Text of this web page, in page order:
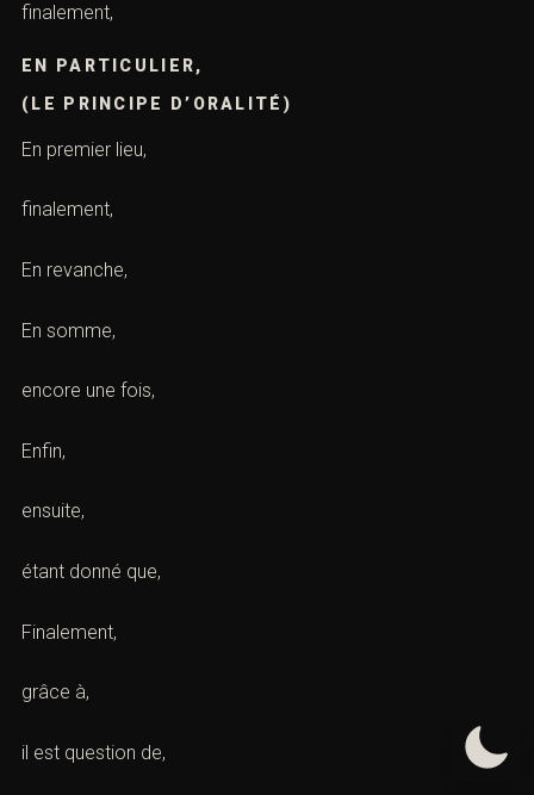
finalement,
EN PARTICULIER,
(LE PRINCIPE D’ORALITÉ)
En premier lieu,
finalement,
En revanche,
En somme,
encore une fois,
Enfin,
ensuite,
étant donné que,
Finalement,
grâce à,
il est question de,